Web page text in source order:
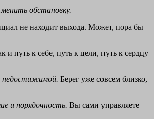
обстановку.
не находит выхода. Может, пора бы
и путь к себе, путь к цели, путь к сердцу
недостижимой. Берег уже совсем близко,
и порядочность. Вы сами управляете